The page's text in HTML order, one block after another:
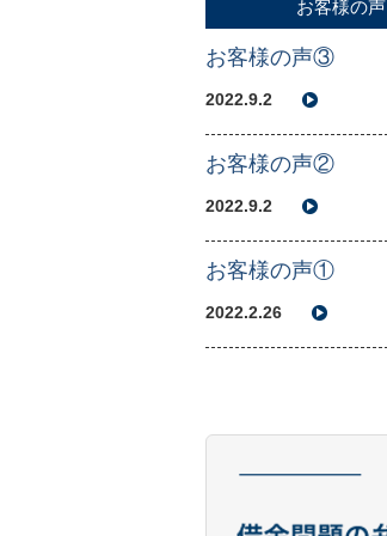
お客様の声
お客様の声③
2022.9.2
お客様の声②
2022.9.2
お客様の声①
2022.2.26